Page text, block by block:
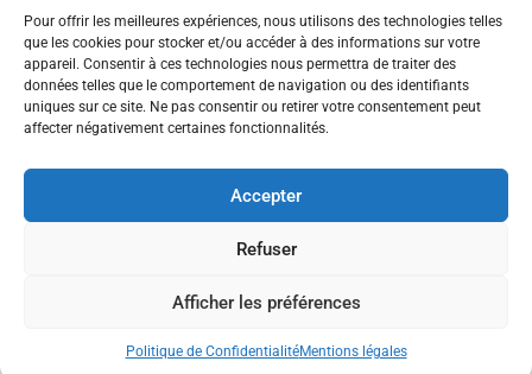
Pour offrir les meilleures expériences, nous utilisons des technologies telles
que les cookies pour stocker et/ou accéder à des informations sur votre
appareil. Consentir à ces technologies nous permettra de traiter des
données telles que le comportement de navigation ou des identifiants
uniques sur ce site. Ne pas consentir ou retirer votre consentement peut
affecter négativement certaines fonctionnalités.
Accepter
Refuser
Afficher les préférences
Politique de ConfidentialitéMentions légales
•Contact